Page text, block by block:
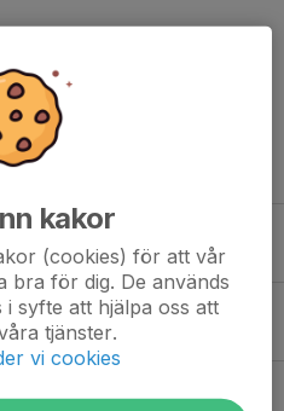
julklappar på nätet
kakor
(cookies) för att vår
bra för dig. De används
syfte att hjälpa oss att
tjänster.
vi cookies